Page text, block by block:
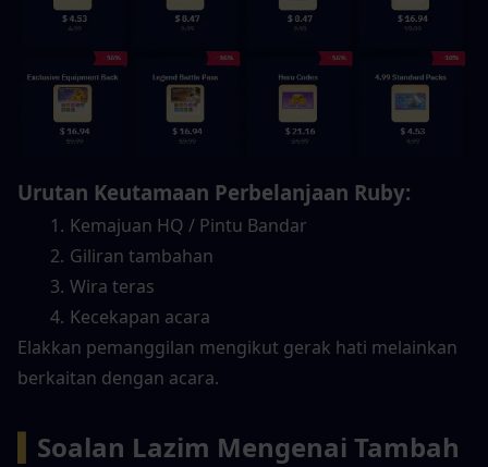
Urutan Keutamaan Perbelanjaan Ruby:
Kemajuan HQ / Pintu Bandar
Giliran tambahan
Wira teras
Kecekapan acara
Elakkan pemanggilan mengikut gerak hati melainkan
berkaitan dengan acara.
Soalan Lazim Mengenai Tambah